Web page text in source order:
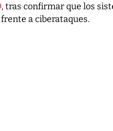
, tras confirmar que los
a ciberataques.